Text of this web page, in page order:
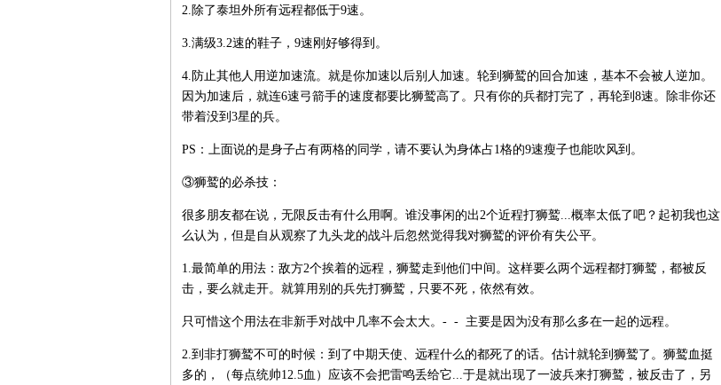
2.除了泰坦外所有远程都低于9速。
3.满级3.2速的鞋子，9速刚好够得到。
4.防止其他人用逆加速流。就是你加速以后别人加速。轮到狮鹫的回合加速，基本不会被人逆加。
因为加速后，就连6速弓箭手的速度都要比狮鹫高了。只有你的兵都打完了，再轮到8速。除非你还
带着没到3星的兵。
PS：上面说的是身子占有两格的同学，请不要认为身体占1格的9速瘦子也能吹风到。
③狮鹫的必杀技：
很多朋友都在说，无限反击有什么用啊。谁没事闲的出2个近程打狮鹫...概率太低了吧？起初我也这
么认为，但是自从观察了九头龙的战斗后忽然觉得我对狮鹫的评价有失公平。
1.最简单的用法：敌方2个挨着的远程，狮鹫走到他们中间。这样要么两个远程都打狮鹫，都被反
击，要么就走开。就算用别的兵先打狮鹫，只要不死，依然有效。
只可惜这个用法在非新手对战中几率不会太大。- - 主要是因为没有那么多在一起的远程。
2.到非打狮鹫不可的时候：到了中期天使、远程什么的都死了的话。估计就轮到狮鹫了。狮鹫血挺
多的，（每点统帅12.5血）应该不会把雷鸣丢给它...于是就出现了一波兵来打狮鹫，被反击了，另